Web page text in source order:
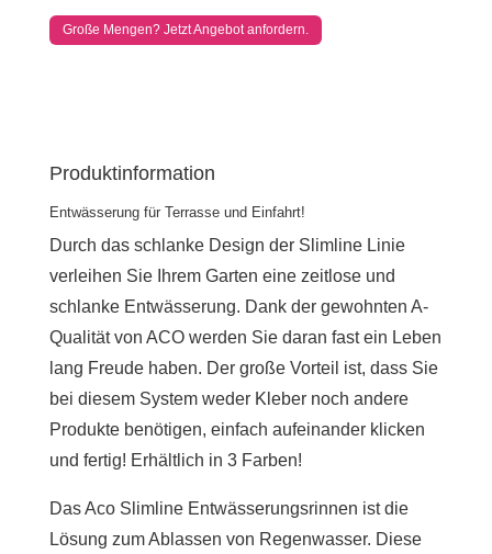
Große Mengen? Jetzt Angebot anfordern.
Produktinformation
Entwässerung für Terrasse und Einfahrt!
Durch das schlanke Design der Slimline Linie
verleihen Sie Ihrem Garten eine zeitlose und
schlanke Entwässerung. Dank der gewohnten A-
Qualität von ACO werden Sie daran fast ein Leben
lang Freude haben. Der große Vorteil ist, dass Sie
bei diesem System weder Kleber noch andere
Produkte benötigen, einfach aufeinander klicken
und fertig! Erhältlich in 3 Farben!
Das Aco Slimline Entwässerungsrinnen ist die
Lösung zum Ablassen von Regenwasser. Diese